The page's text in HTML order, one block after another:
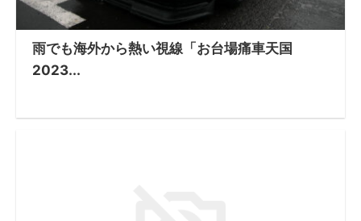
雨でも海外から熱い視線「お台場痛車天国
2023...